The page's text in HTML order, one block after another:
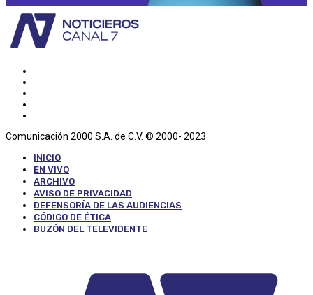
Comunicación 2000 S.A. de C.V. © 2000- 2023
INICIO
EN VIVO
ARCHIVO
AVISO DE PRIVACIDAD
DEFENSORÍA DE LAS AUDIENCIAS
CÓDIGO DE ÉTICA
BUZÓN DEL TELEVIDENTE